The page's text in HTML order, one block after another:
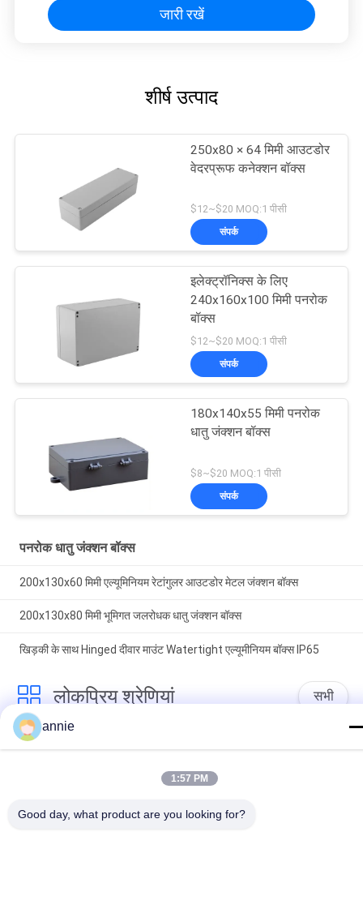
जारी रखें
शीर्ष उत्पाद
250x80 × 64 मिमी आउटडोर
वेदरप्रूफ कनेक्शन बॉक्स
$12~$20 MOQ:1 पीसी
संपर्क
इलेक्ट्रॉनिक्स के लिए
240x160x100 मिमी पनरोक
बॉक्स
$12~$20 MOQ:1 पीसी
संपर्क
180x140x55 मिमी पनरोक
धातु जंक्शन बॉक्स
$8~$20 MOQ:1 पीसी
संपर्क
पनरोक धातु जंक्शन बॉक्स
200x130x60 मिमी एल्यूमिनियम रेटांगुलर आउटडोर मेटल जंक्शन बॉक्स
200x130x80 मिमी भूमिगत जलरोधक धातु जंक्शन बॉक्स
खिड़की के साथ Hinged दीवार माउंट Watertight एल्यूमीनियम बॉक्स IP65
लोकप्रिय श्रेणियां सभी
ABS संलग्नक बॉक्स
जंक्शन बॉक्स
annie
1:57 PM
Good day, what product are you looking for?